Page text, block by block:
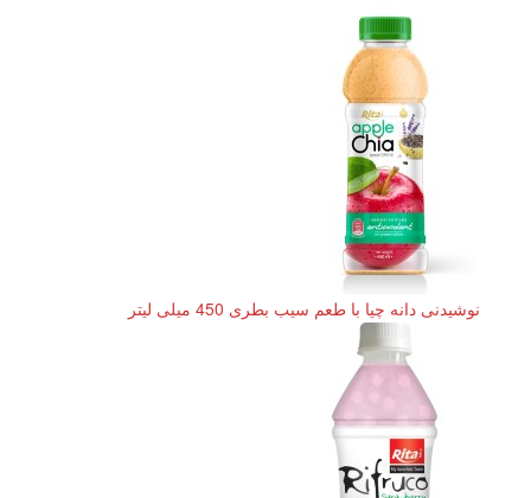
نوشیدنی دانه چیا با طعم سیب بطری 450 میلی لیتر